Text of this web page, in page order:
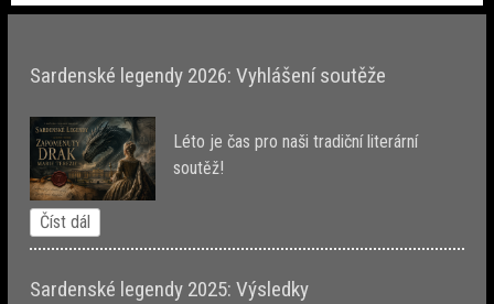
Sardenské legendy 2026: Vyhlášení soutěže
Léto je čas pro naši tradiční literární
soutěž!
Číst dál
Sardenské legendy 2025: Výsledky